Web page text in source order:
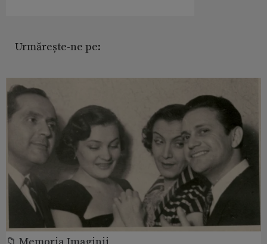
Urmărește-ne pe: